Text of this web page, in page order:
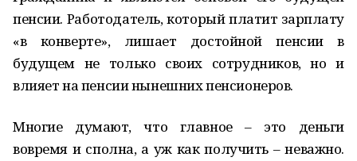
пенсии. Работодатель, который платит зарплату
«в конверте», лишает достойной пенсии в
будущем не только своих сотрудников, но и
влияет на пенсии нынешних пенсионеров.
Многие думают, что главное ‒ это деньги
вовремя и сполна, а уж как получить ‒ неважно.